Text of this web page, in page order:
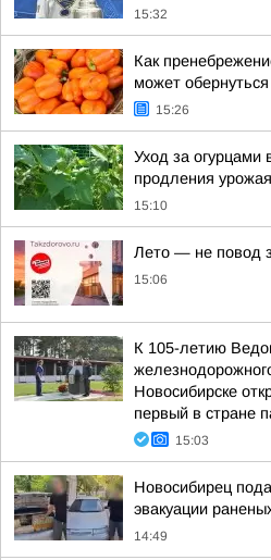
15:32
Как
может
15:26
Уход за огурцами
продления
15:10
Лето — не повод
15:06
К 105-летию
Новосибирске
первый в стране
15:03
Новосибирец
эвакуации
14:49